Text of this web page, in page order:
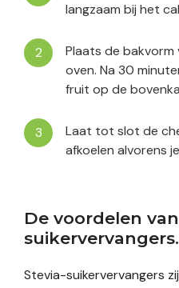
langzaam bij het
Plaats de
oven. Na 30
fruit op de
Laat tot slot de
afkoelen alvorens
De voordelen
suikervervangers.
Stevia-suikervervangers